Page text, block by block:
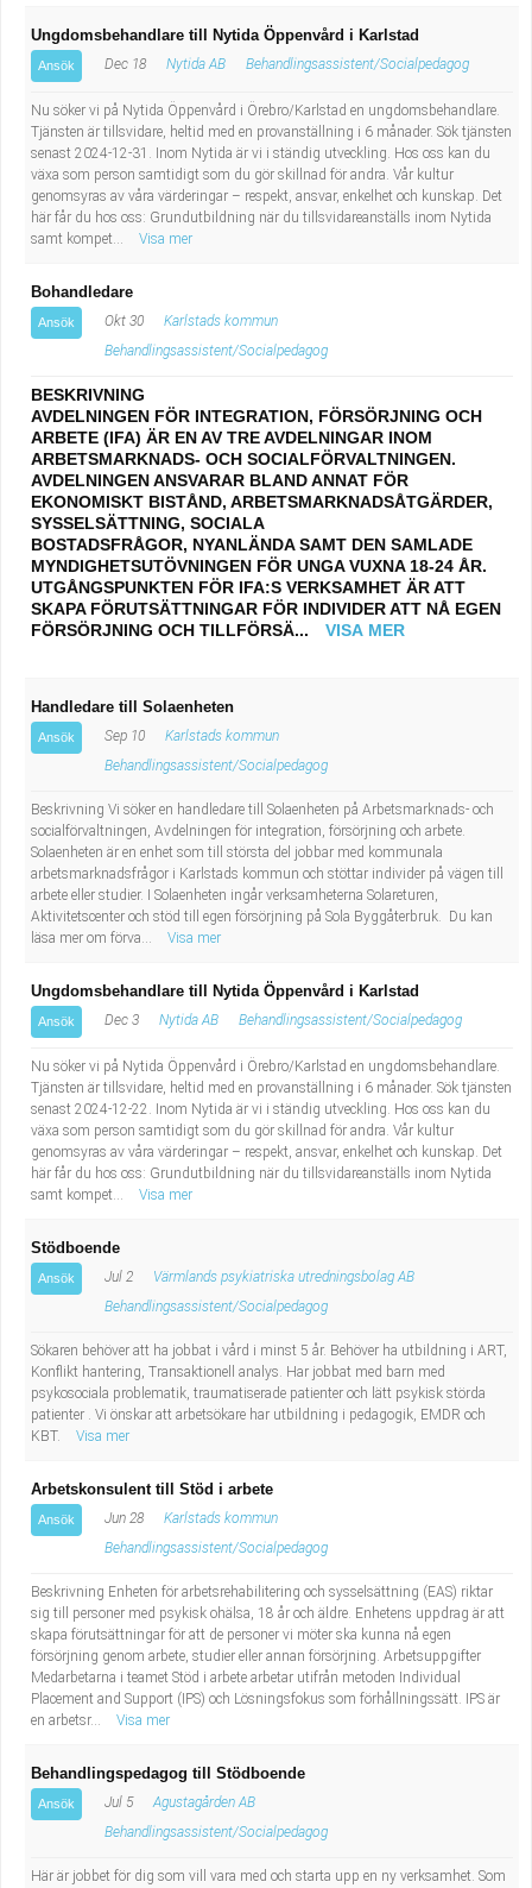
Ungdomsbehandlare till Nytida Öppenvård i Karlstad
Ansök Dec 18 Nytida AB Behandlingsassistent/Socialpedagog
Nu söker vi på Nytida Öppenvård i Örebro/Karlstad en ungdomsbehandlare.
Tjänsten är tillsvidare, heltid med en provanställning i 6 månader. Sök tjänsten
senast 2024-12-31. Inom Nytida är vi i ständig utveckling. Hos oss kan du
växa som person samtidigt som du gör skillnad för andra. Vår kultur
genomsyras av våra värderingar – respekt, ansvar, enkelhet och kunskap. Det
här får du hos oss: Grundutbildning när du tillsvidareanställs inom Nytida
samt kompet...
Visa mer
Bohandledare
Ansök Okt 30
Karlstads kommun
Behandlingsassistent/Socialpedagog
BESKRIVNING
AVDELNINGEN FÖR INTEGRATION, FÖRSÖRJNING OCH
ARBETE (IFA) ÄR EN AV TRE AVDELNINGAR INOM
ARBETSMARKNADS- OCH SOCIALFÖRVALTNINGEN.
AVDELNINGEN ANSVARAR BLAND ANNAT FÖR
EKONOMISKT BISTÅND, ARBETSMARKNADSÅTGÄRDER,
SYSSELSÄTTNING, SOCIALA
BOSTADSFRÅGOR, NYANLÄNDA SAMT DEN SAMLADE
MYNDIGHETSUTÖVNINGEN FÖR UNGA VUXNA 18-24 ÅR.
UTGÅNGSPUNKTEN FÖR IFA:S VERKSAMHET ÄR ATT
SKAPA FÖRUTSÄTTNINGAR FÖR INDIVIDER ATT NÅ EGEN
FÖRSÖRJNING OCH TILLFÖRSÄ...
VISA MER
Handledare till Solaenheten
Ansök Sep 10
Karlstads kommun
Behandlingsassistent/Socialpedagog
Beskrivning Vi söker en handledare till Solaenheten på Arbetsmarknads- och
socialförvaltningen, Avdelningen för integration, försörjning och arbete.
Solaenheten är en enhet som till största del jobbar med kommunala
arbetsmarknadsfrågor i Karlstads kommun och stöttar individer på vägen till
arbete eller studier. I Solaenheten ingår verksamheterna Solareturen,
Aktivitetscenter och stöd till egen försörjning på Sola Byggåterbruk. Du kan
läsa mer om förva...
Visa mer
Ungdomsbehandlare till Nytida Öppenvård i Karlstad
Ansök Dec 3 Nytida AB Behandlingsassistent/Socialpedagog
Nu söker vi på Nytida Öppenvård i Örebro/Karlstad en ungdomsbehandlare.
Tjänsten är tillsvidare, heltid med en provanställning i 6 månader. Sök tjänsten
senast 2024-12-22. Inom Nytida är vi i ständig utveckling. Hos oss kan du
växa som person samtidigt som du gör skillnad för andra. Vår kultur
genomsyras av våra värderingar – respekt, ansvar, enkelhet och kunskap. Det
här får du hos oss: Grundutbildning när du tillsvidareanställs inom Nytida
samt kompet...
Visa mer
Stödboende
Ansök Jul 2
Värmlands psykiatriska utredningsbolag AB
Behandlingsassistent/Socialpedagog
Sökaren behöver att ha jobbat i vård i minst 5 år. Behöver ha utbildning i ART,
Konflikt hantering, Transaktionell analys. Har jobbat med barn med
psykosociala problematik, traumatiserade patienter och lätt psykisk störda
patienter . Vi önskar att arbetsökare har utbildning i pedagogik, EMDR och
KBT.
Visa mer
Arbetskonsulent till Stöd i arbete
Ansök Jun 28
Karlstads kommun
Behandlingsassistent/Socialpedagog
Beskrivning Enheten för arbetsrehabilitering och sysselsättning (EAS) riktar
sig till personer med psykisk ohälsa, 18 år och äldre. Enhetens uppdrag är att
skapa förutsättningar för att de personer vi möter ska kunna nå egen
försörjning genom arbete, studier eller annan försörjning. Arbetsuppgifter
Medarbetarna i teamet Stöd i arbete arbetar utifrån metoden Individual
Placement and Support (IPS) och Lösningsfokus som förhållningssätt. IPS är
en arbetsr...
Visa mer
Behandlingspedagog till Stödboende
Ansök Jul 5
Agustagården AB
Behandlingsassistent/Socialpedagog
Här är jobbet för dig som vill vara med och starta upp en ny verksamhet. Som